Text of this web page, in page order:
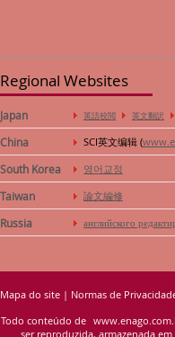
Regional Websites
Japan 英語校閲 英文翻訳
China SCI英文编辑 (
South Korea 영어교정
Taiwan 論文編修
Russia английского
Mapa do site | Normas de
Todo conteúdo de
ser reproduzida, armazenada